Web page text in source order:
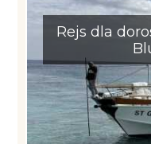
Rejs dla